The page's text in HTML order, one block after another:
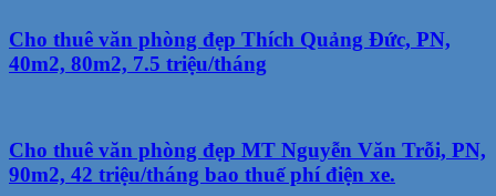
Cho thuê văn phòng đẹp Thích Quảng Đức, PN,
40m2, 80m2, 7.5 triệu/tháng
Cho thuê văn phòng đẹp MT Nguyễn Văn Trỗi, PN,
90m2, 42 triệu/tháng bao thuế phí điện xe.